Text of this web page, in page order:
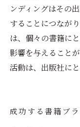
ンディングはその
することにつなが
は、個々の書籍に
影響を与えること
活動は、出版社に
成功する書籍ブ